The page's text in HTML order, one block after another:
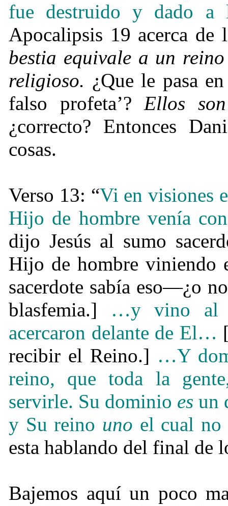
fue destruido y dado a
Apocalipsis 19 acerca de
bestia equivale a un
religioso. ¿Que le pasa
falso profeta’?Ellos
¿correcto? Entonces
cosas.
Verso 13: “Vi en visiones
Hijo de hombre venía
dijo Jesús al sumo
Hijo de hombre viniendo
sacerdote sabía eso—¿o
blasfemia.]
…y vino al
acercaron delante de El…
recibir el Reino.] …Y
reino, que toda la
servirle. Su dominio es un
y Su reino uno el cual no
esta hablando del final de
Bajemos aquí un poco